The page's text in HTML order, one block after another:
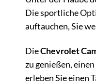
Die sportliche
auftauchen, Sie
DieChevrolet
zu genießen,
erleben Sie einen